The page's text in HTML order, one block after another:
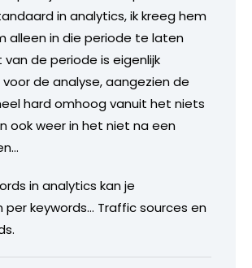
in analytics, ik kreeg hem
alleen in die periode te laten
van de periode is eigenlijk
de analyse, aangezien de
hard omhoog vanuit het niets
ook weer in het niet na een
in analytics kan je
per keywords… Traffic sources en